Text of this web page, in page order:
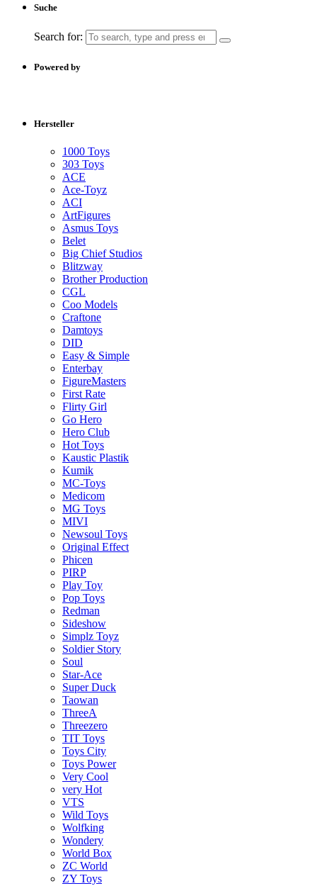
Suche
Search for:
Powered by
Hersteller
1000 Toys
303 Toys
ACE
Ace-Toyz
ACI
ArtFigures
Asmus Toys
Belet
Big Chief Studios
Blitzway
Brother Production
CGL
Coo Models
Craftone
Damtoys
DID
Easy & Simple
Enterbay
FigureMasters
First Rate
Flirty Girl
Go Hero
Hero Club
Hot Toys
Kaustic Plastik
Kumik
MC-Toys
Medicom
MG Toys
MIVI
Newsoul Toys
Original Effect
Phicen
PIRP
Play Toy
Pop Toys
Redman
Sideshow
Simplz Toyz
Soldier Story
Soul
Star-Ace
Super Duck
Taowan
ThreeA
Threezero
TIT Toys
Toys City
Toys Power
Very Cool
very Hot
VTS
Wild Toys
Wolfking
Wondery
World Box
ZC World
ZY Toys